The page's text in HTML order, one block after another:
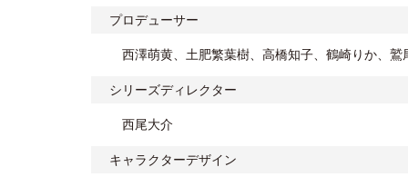
プロデューサー
西澤萌黄、土肥繁葉樹、高橋知子、鶴崎りか、
シリーズディレクター
西尾大介
キャラクターデザイン